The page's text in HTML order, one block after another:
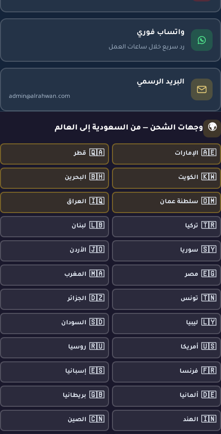
واتساب فوري
رد سريع خلال ساعات العمل
البريد الرسمي
admin@alrahwan.com
🌍 وجهات الشحن — من السعودية إلى العالم
🇦🇪 الإمارات 🇶🇦 قطر
🇰🇼 الكويت 🇧🇭 البحرين
🇴🇲 سلطنة عمان 🇮🇶 العراق
🇹🇷 تركيا 🇱🇧 لبنان
🇸🇾 سوريا 🇯🇴 الأردن
🇪🇬 مصر 🇲🇦 المغرب
🇹🇳 تونس 🇩🇿 الجزائر
🇱🇾 ليبيا 🇸🇩 السودان
🇺🇸 أمريكا 🇷🇺 روسيا
🇫🇷 فرنسا 🇪🇸 إسبانيا
🇩🇪 ألمانيا 🇬🇧 بريطانيا
🇮🇳 الهند 🇨🇳 الصين